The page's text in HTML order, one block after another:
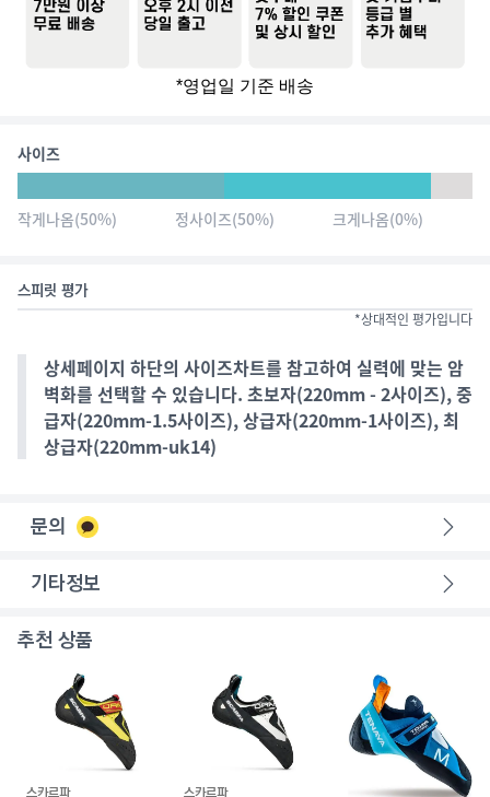
*영업일 기준 배송
사이즈
작게나옴(50%) 정사이즈(50%) 크게나옴(0%)
스피릿 평가
*상대적인 평가입니다
상세페이지 하단의 사이즈차트를 참고하여 실력에 맞는 암
벽화를 선택할 수 있습니다. 초보자(220mm - 2사이즈), 중
급자(220mm-1.5사이즈), 상급자(220mm-1사이즈), 최
상급자(220mm-uk14)
문의
기타정보
추천 상품